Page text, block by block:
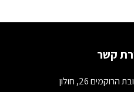
קשר
הרוקמים 26, חולון